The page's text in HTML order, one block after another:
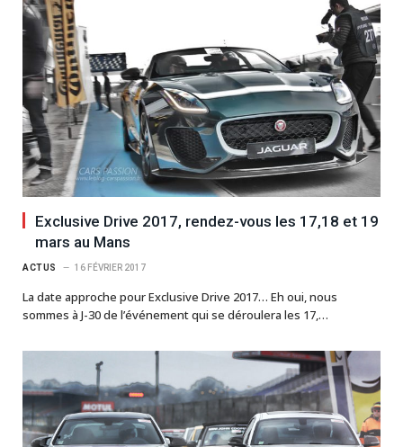
Exclusive Drive 2017, rendez-vous les 17,18 et 19
mars au Mans
ACTUS 16 FÉVRIER 2017
La date approche pour Exclusive Drive 2017… Eh oui, nous
sommes à J-30 de l’événement qui se déroulera les 17,…